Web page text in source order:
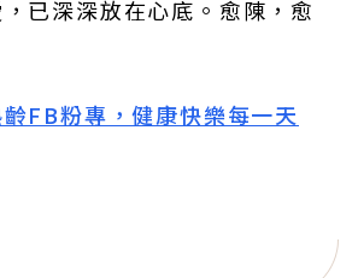
已深深放在心底。愈陳，愈
FB粉專，健康快樂每一天